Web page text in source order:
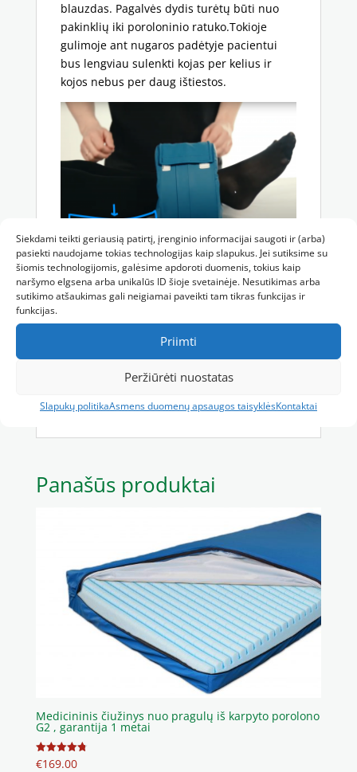
Siekdami teikti geriausią patirtį, įrenginio informacijai saugoti ir (arba)
pasiekti naudojame tokias technologijas kaip slapukus. Jei sutiksime su
šiomis technologijomis, galėsime apdoroti duomenis, tokius kaip
naršymo elgsena arba unikalūs ID šioje svetainėje. Nesutikimas arba
sutikimo atšaukimas gali neigiamai paveikti tam tikras funkcijas ir
funkcijas.
Priimti
Peržiūrėti nuostatas
Slapukų politikaAsmens duomenų apsaugos taisyklėsKontaktai
blauzdas. Pagalvės dydis turėtų būti nuo
pakinklių iki poroloninio ratuko.Tokioje
gulimoje ant nugaros padėtyje pacientui
bus lengviau sulenkti kojas per kelius ir
kojos nebus per daug ištiestos.
Apie pragulų profilaktiką skaitykitečia.
Spustelėkite, kad priimtumėte rinkodara
slapukus ir įgalintumėte šį turinį
Panašūs produktai
Medicininis čiužinys nuo pragulų iš karpyto porolono
G2 , garantija 1 metai
Įvertinimas
€169.00